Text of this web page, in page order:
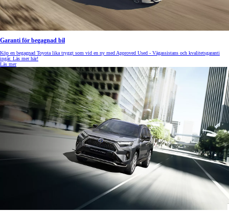
Garanti för begagnad bil
Köp en begagnad Toyota lika tryggt som vid en ny med Approved Used - Vägassistans och kvalitetsgaranti
ingår. Läs mer här!
Läs mer